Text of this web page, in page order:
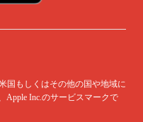
国もしくはその他の国や地域に
Apple Inc.のサービスマークで